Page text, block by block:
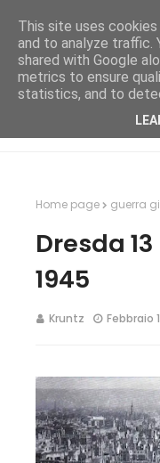
Home page guerra
Dresda
1945
Kruntz Febbraio
This site uses
and to analyze traffic.
shared with Google
metrics to ensure
statistics, and to